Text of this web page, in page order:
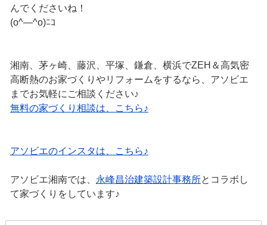
んでくださいね！
(o^―^o)ﾆｺ
湘南、茅ヶ崎、藤沢、平塚、鎌倉、横浜でZEH＆高気密
高断熱のお家づくりやリフォームをするなら、アソビエ
までお気軽にご相談ください♪
無料の家づくり相談は、こちら♪
アソビエのインスタは、こちら♪
アソビエ湘南では、 永峰昌治建築設計事務所とコラボし
て家づくりをしています♪